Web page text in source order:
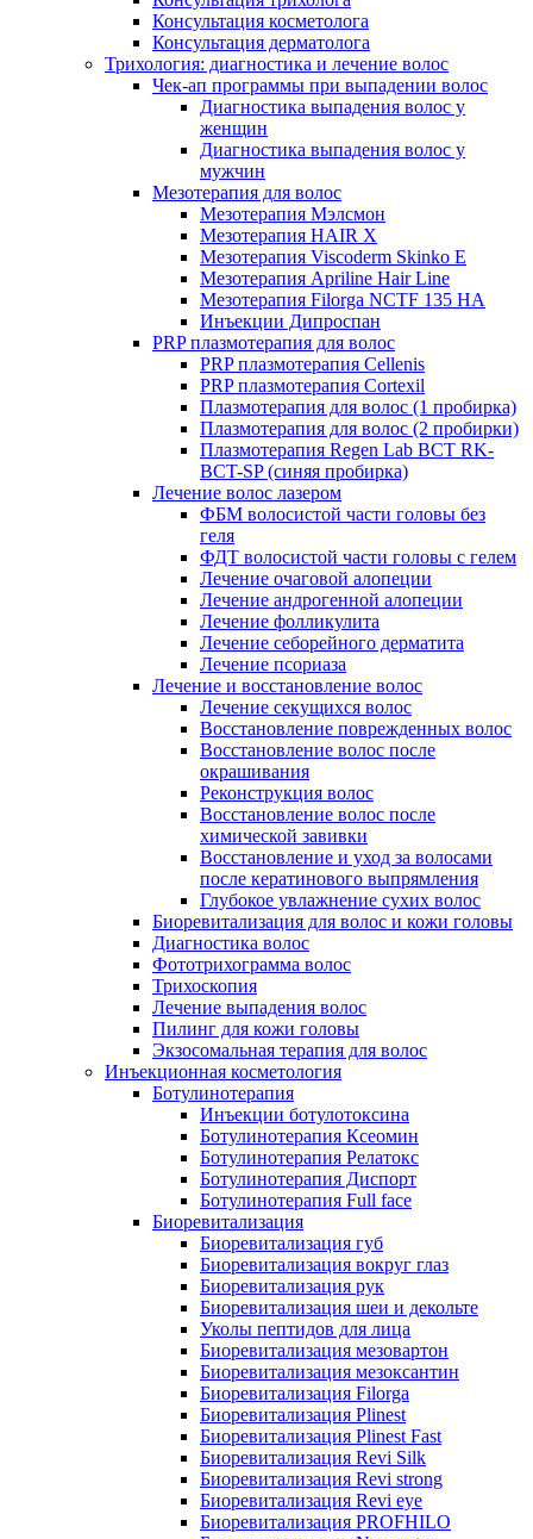
Консультация косметолога
Консультация дерматолога
Трихология: диагностика и лечение волос
Чек-ап программы при выпадении волос
Диагностика выпадения волос у
женщин
Диагностика выпадения волос у
мужчин
Мезотерапия для волос
Мезотерапия Мэлсмон
Мезотерапия HAIR X
Мезотерапия Viscoderm Skinko E
Мезотерапия Apriline Hair Line
Мезотерапия Filorga NCTF 135 HA
Инъекции Дипроспан
PRP плазмотерапия для волос
PRP плазмотерапия Cellenis
PRP плазмотерапия Cortexil
Плазмотерапия для волос (1 пробирка)
Плазмотерапия для волос (2 пробирки)
Плазмотерапия Regen Lab BCT RK-
BCT-SP (синяя пробирка)
Лечение волос лазером
ФБМ волосистой части головы без
геля
ФДТ волосистой части головы с гелем
Лечение очаговой алопеции
Лечение андрогенной алопеции
Лечение фолликулита
Лечение себорейного дерматита
Лечение псориаза
Лечение и восстановление волос
Лечение секущихся волос
Восстановление поврежденных волос
Восстановление волос после
окрашивания
Реконструкция волос
Восстановление волос после
химической завивки
Восстановление и уход за волосами
после кератинового выпрямления
Глубокое увлажнение сухих волос
Биоревитализация для волос и кожи головы
Диагностика волос
Фототрихограмма волос
Трихоскопия
Лечение выпадения волос
Пилинг для кожи головы
Экзосомальная терапия для волос
Инъекционная косметология
Ботулинотерапия
Инъекции ботулотоксина
Ботулинотерапия Ксеомин
Ботулинотерапия Релатокс
Ботулинотерапия Диспорт
Ботулинотерапия Full face
Биоревитализация
Биоревитализация губ
Биоревитализация вокруг глаз
Биоревитализация рук
Биоревитализация шеи и декольте
Уколы пептидов для лица
Биоревитализация мезовартон
Биоревитализация мезоксантин
Биоревитализация Filorga
Биоревитализация Plinest
Биоревитализация Plinest Fast
Биоревитализация Revi Silk
Биоревитализация Revi strong
Биоревитализация Revi eye
Биоревитализация PROFHILO